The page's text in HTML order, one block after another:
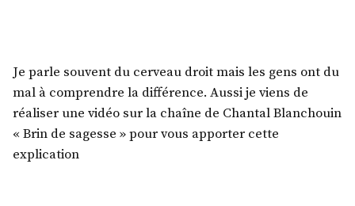
Je parle souvent du cerveau droit mais les gens ont du
mal à comprendre la différence. Aussi je viens de
réaliser une vidéo sur la chaîne de Chantal Blanchouin
« Brin de sagesse » pour vous apporter cette
explication